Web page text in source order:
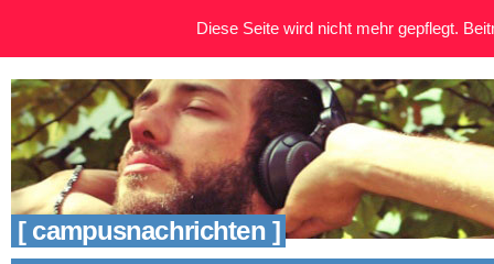
[ campusnachrichten ]
Diese Seite wird nicht mehr gepflegt.